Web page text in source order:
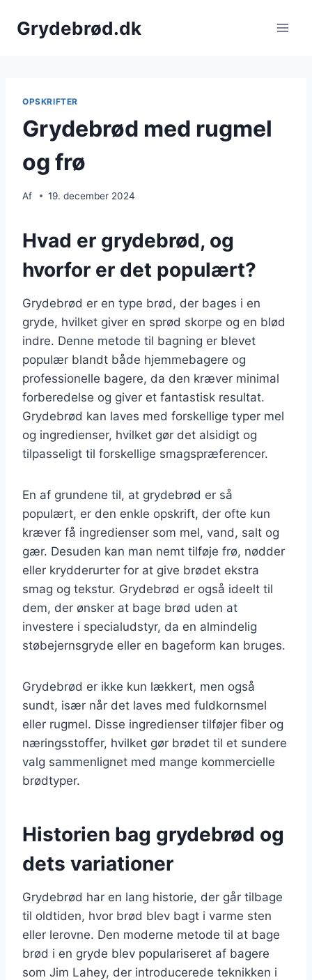
Grydebrød.dk
OPSKRIFTER
Grydebrød med rugmel
og frø
Af 19. december 2024
Hvad er grydebrød, og
hvorfor er det populært?
Grydebrød er en type brød, der bages i en
gryde, hvilket giver en sprød skorpe og en blød
indre. Denne metode til bagning er blevet
populær blandt både hjemmebagere og
professionelle bagere, da den kræver minimal
forberedelse og giver et fantastisk resultat.
Grydebrød kan laves med forskellige typer mel
og ingredienser, hvilket gør det alsidigt og
tilpasseligt til forskellige smagspræferencer.
En af grundene til, at grydebrød er så
populært, er den enkle opskrift, der ofte kun
kræver få ingredienser som mel, vand, salt og
gær. Desuden kan man nemt tilføje frø, nødder
eller krydderurter for at give brødet ekstra
smag og tekstur. Grydebrød er også ideelt til
dem, der ønsker at bage brød uden at
investere i specialudstyr, da en almindelig
støbejernsgryde eller en bageform kan bruges.
Grydebrød er ikke kun lækkert, men også
sundt, især når det laves med fuldkornsmel
eller rugmel. Disse ingredienser tilføjer fiber og
næringsstoffer, hvilket gør brødet til et sundere
valg sammenlignet med mange kommercielle
brødtyper.
Historien bag grydebrød og
dets variationer
Grydebrød har en lang historie, der går tilbage
til oldtiden, hvor brød blev bagt i varme sten
eller lerovne. Den moderne metode til at bage
brød i en gryde blev populariseret af bagere
som Jim Lahey, der introducerede teknikken i